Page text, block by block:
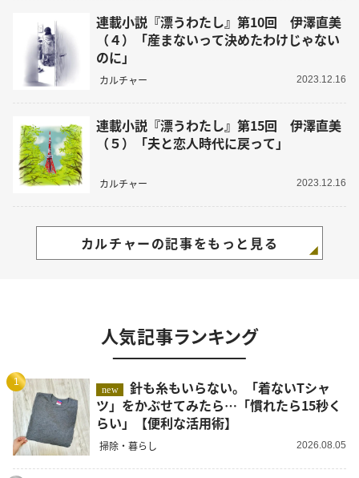
連載小説『漂うわたし』第10回 伊澤直美
（４）「産まないって決めたわけじゃない
のに」
カルチャー 2023.12.16
連載小説『漂うわたし』第15回 伊澤直美
（５）「夫と恋人時代に戻って」
カルチャー 2023.12.16
カルチャーの記事をもっと見る
人気記事ランキング
1
new
針も糸もいらない。「着ないTシャ
ツ」をかぶせてみたら…「慣れたら15秒く
らい」【便利な活用術】
掃除・暮らし 2026.08.05